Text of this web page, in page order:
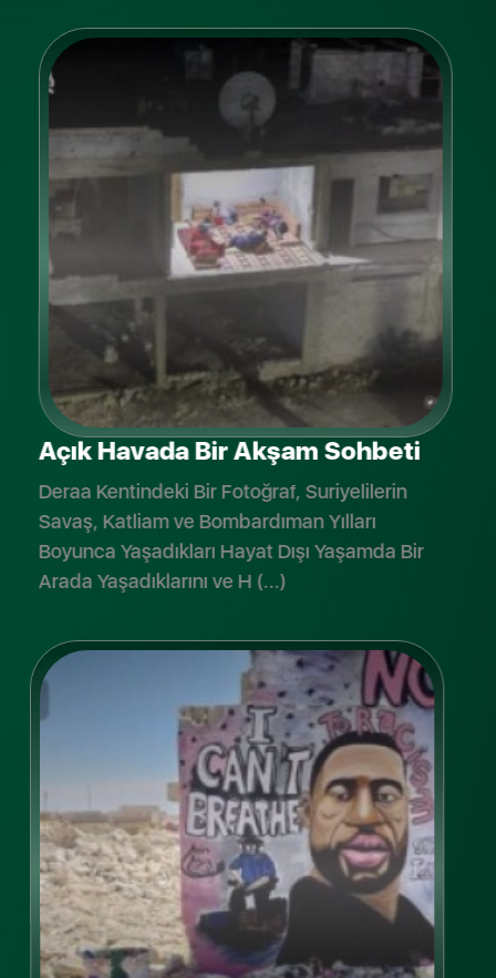
Açık Havada Bir Akşam Sohbeti
Deraa Kentindeki Bir Fotoğraf, Suriyelilerin
Savaş, Katliam ve Bombardıman Yılları
Boyunca Yaşadıkları Hayat Dışı Yaşamda Bir
Arada Yaşadıklarını ve H (...)